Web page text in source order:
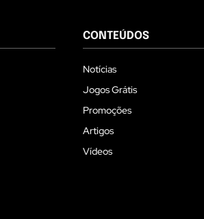
CONTEÚDOS
Notícias
Jogos Grátis
Promoções
Artigos
Vídeos